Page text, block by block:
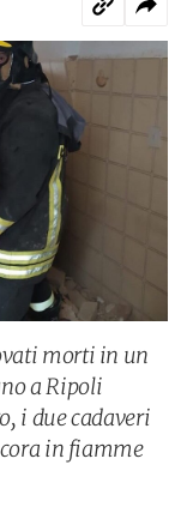
morti in un
a Ripoli
i due cadaveri
in fiamme